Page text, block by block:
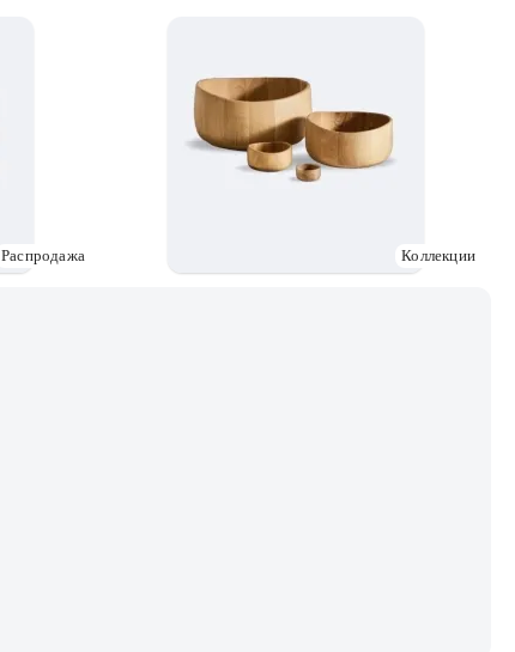
Распродажа Коллекции